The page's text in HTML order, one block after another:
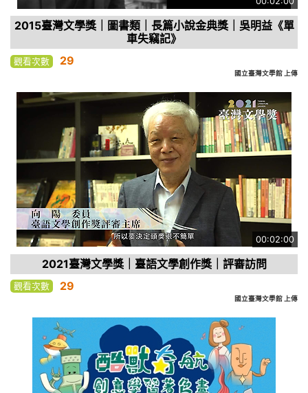
2015臺灣文學獎｜圖書類｜長篇小說金典獎｜吳明益《單
車失竊記》
觀看次數 29
國立臺灣文學館 上傳
00:02:00
2021臺灣文學獎｜臺語文學創作獎｜評審訪問
觀看次數 29
國立臺灣文學館 上傳